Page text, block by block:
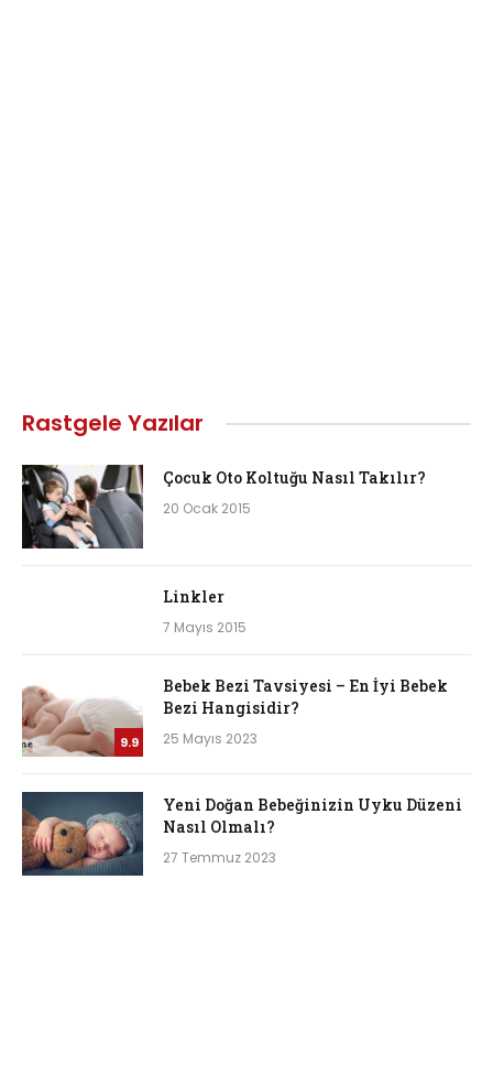
Rastgele Yazılar
Çocuk Oto Koltuğu Nasıl Takılır?
20 Ocak 2015
Linkler
7 Mayıs 2015
9.9
Bebek Bezi Tavsiyesi – En İyi Bebek
Bezi Hangisidir?
25 Mayıs 2023
Yeni Doğan Bebeğinizin Uyku Düzeni
Nasıl Olmalı?
27 Temmuz 2023